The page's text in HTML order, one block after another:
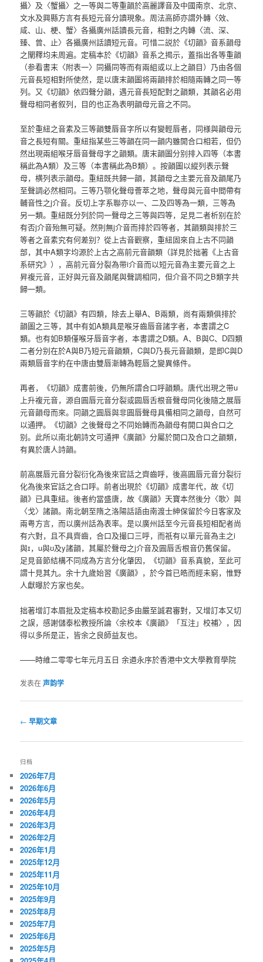
攝〉及〈蟹攝〉之一等與二等重韻於高麗譯音及中國南京、北京、
文水及興縣方言有長短元音分讀現象。周法高師亦謂外轉〈效、
咸、山、梗、蟹〉各攝廣州話讀長元音，相對之内轉〈流、深、
臻、曾、止〉各攝廣州話讀短元音。可惜二説於《切韻》音系韻母
之闡釋均未周遍。定稿本於《切韻》音系之揭示，蓋指出各等重韻
（参看書末〈附表一〉同攝同等而有兩組或以上之韻目）乃由各個
元音長短相對所使然，是以唐末韻圖将兩韻排於相隨兩轉之同一等
列。又《切韻》依四聲分韻，遇元音長短配對之韻類，其韻名必用
聲母相同者叙列，目的也正為表明韻母元音之不同。
至於重紐之音素及三等韻雙唇音字所以有變輕唇者，同様與韻母元
音之長短有關。重紐指某些三等韻在同一韻内雖開合口相若，但仍
然出現兩組喉牙唇音聲母字之韻類。唐末韻圖分别排入四等（本書
稱此為A類）及三等（本書稱此為B類）。按韻圖以縱列表示聲
母，横列表示韻母。重紐既共歸一韻，其韻母之主要元音及韻尾乃
至聲調必然相同。三等乃颚化聲母薈萃之地，聲母與元音中間帶有
輔音性之j介音。反切上字系聯亦以一、二及四等為一類，三等為
另一類。重紐既分列於同一聲母之三等與四等，足見二者析别在於
有否j介音殆無可疑。然則無j介音而排於四等者，其韻類與排於三
等者之音素究有何差别？從上古音觀察，重紐固來自上古不同韻
部，其中A類字均源於上古之高前元音韻類（詳見於拙著《上古音
系研究》），高前元音分裂為带i介音而以短元音為主要元音之上
昇複元音，正好與元音及韻尾與聲調相同，但介音不同之B類字共
歸一類。
三等韻於《切韻》有四類，除去上舉A、B兩類，尚有兩類俱排於
韻圖之三等，其中有如A類具是喉牙齒唇音諸字者，本書謂之C
類。也有如B類僅喉牙唇音字者，本書謂之D類。A、B與C、D四類
二者分别在於A與B乃短元音韻類，C與D乃長元音韻類，是即C與D
兩類唇音字約在中唐由雙唇漸轉為輕唇之變異條件。
再者，《切韻》成書前後，仍無所謂合口呼韻類。唐代出現之带u
上升複元音，源自圓唇元音分裂或圆唇舌根音聲母同化後隨之展唇
元音韻母而來。同韻之圓唇與非圓唇聲母具備相同之韻母，自然可
以通押。《切韻》之後聲母之不同始轉而為韻母有開口與合口之
别。此所以南北朝詩文可通押《廣韻》分屬於開口及合口之韻類，
有異於唐人詩韻。
前高展唇元音分裂衍化為後來官話之齊齒呼，後高圓唇元音分裂衍
化為後來官話之合口呼。前者出現於《切韻》成書年代，故《切
韻》已具重紐。後者約當盛唐，故《廣韻》天寶本然後分〈歌〉與
〈戈〉諸韻。南北朝至隋之洛陽話語由南渡士紳保留於今日客家及
兩粤方言，而以廣州話為表率。是以廣州話至今元音長短相配者尚
有六對，且不具齊齒，合口及撮口三呼，而祇有以單元音為主之i
與ɪ，u與ʊ及y諸韻，其屬於聲母之j介音及圓唇舌根音仍舊保留。
足見音節結構不同成為方言分化肇因，《切韻》音系真貌，至此可
謂十見其九。余十九歲始習《廣韻》，於今首已皓而經未窮，惟野
人獻曝於方家也矣。
拙著增訂本眉批及定稿本校勘記多由嚴至誠君審對，又增訂本又切
之誤，感謝儲泰松教授所論〈余校本《廣韻》「互注」校補〉，因
得以多所是正，皆余之良師益友也。
——時維二零零七年元月五日 余遒永序於香港中文大學教育學院
发表在声韵学
文
导
航
← 早期文章
归档
2026年7月
2026年6月
2026年5月
2026年4月
2026年3月
2026年2月
2026年1月
2025年12月
2025年11月
2025年10月
2025年9月
2025年8月
2025年7月
2025年6月
2025年5月